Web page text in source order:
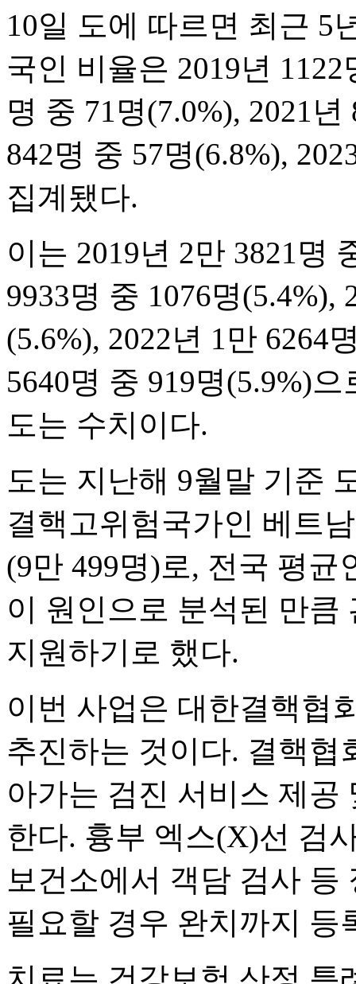
10일 도에 따르면 최근 5
국인 비율은 2019년 1122
명 중 71명(7.0%), 2021
842명 중 57명(6.8%),
집계됐다.
이는 2019년 2만 3821명
9933명 중 1076명(5.4%),
(5.6%), 2022년 1만 6264
5640명 중 919명(5.9%)
도는 수치이다.
도는 지난해 9월말 기준
결핵고위험국가인 베트
(9만 499명)로, 전국 평균
이 원인으로 분석된 만큼
지원하기로 했다.
이번 사업은 대한결핵협
추진하는 것이다. 결핵협
아가는 검진 서비스 제공
한다. 흉부 엑스(X)선 검
보건소에서 객담 검사 등
필요할 경우 완치까지 등